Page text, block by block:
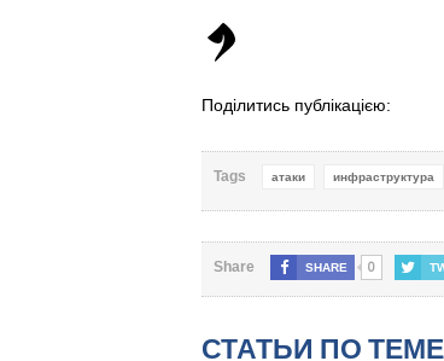
Поділитись публікацією:
Tags атаки инфраструктура
Share SHARE 0
СТАТЬИ ПО ТЕМЕ